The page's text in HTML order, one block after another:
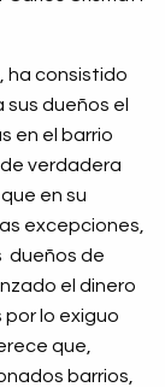
ha consistido
sus dueños el
en el barrio
verdadera
en su
excepciones,
dueños de
el dinero
lo exiguo
que,
barrios,